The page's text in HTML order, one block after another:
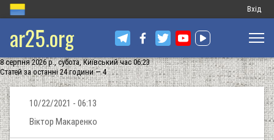
Меню
запису
Вхід
ar25.org
8 серпня 2026 р., субота, Київський час 06:23
Статей за останні 24 години — 4
10/22/2021 - 06:13
Віктор Макаренко